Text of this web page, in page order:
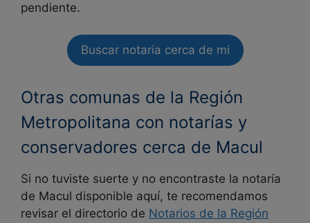
pendiente.
Buscar notaria cerca de mi
Otras comunas de la Región
Metropolitana con notarías y
conservadores cerca de Macul
Si no tuviste suerte y no encontraste la notaría
de Macul disponible aquí, te recomendamos
revisar el directorio de Notarios de la Región